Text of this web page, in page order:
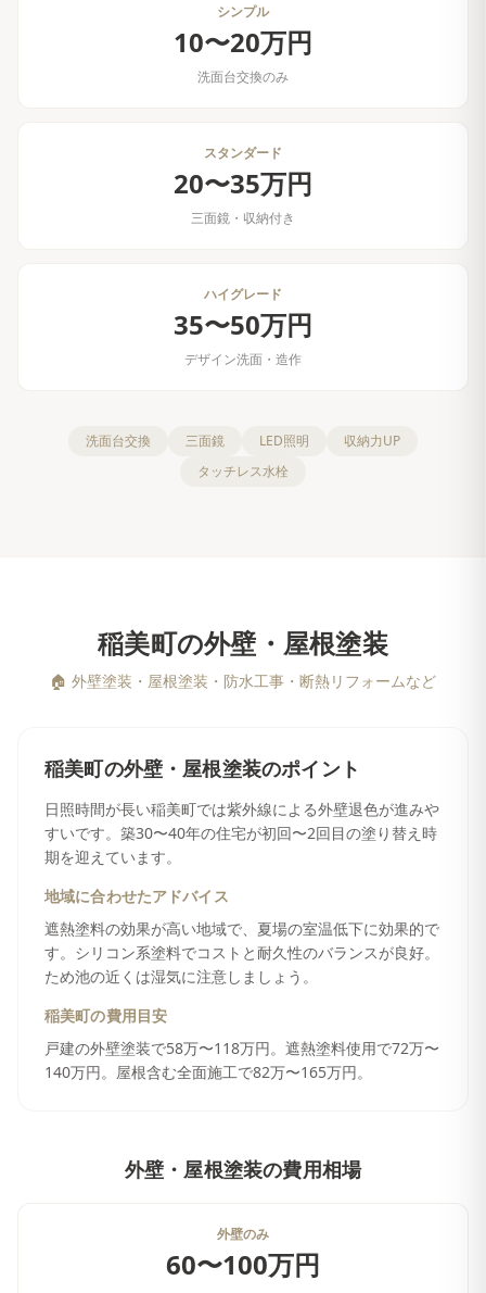
シンプル
10〜20万円
洗面台交換のみ
スタンダード
20〜35万円
三面鏡・収納付き
ハイグレード
35〜50万円
デザイン洗面・造作
洗面台交換 三面鏡 LED照明
収納力UP
タッチレス水栓
稲美町の外壁・屋根塗装
🏠 外壁塗装・屋根塗装・防水工事・断熱リフォームなど
稲美町 の外壁・屋根塗装のポイント
日照時間が長い稲美町では紫外線による外壁退色が進みや
すいです。築30〜40年の住宅が初回〜2回目の塗り替え時
期を迎えています。
地域に合わせたアドバイス
遮熱塗料の効果が高い地域で、夏場の室温低下に効果的で
す。シリコン系塗料でコストと耐久性のバランスが良好。
ため池の近くは湿気に注意しましょう。
稲美町の費用目安
戸建の外壁塗装で58万〜118万円。遮熱塗料使用で72万〜
140万円。屋根含む全面施工で82万〜165万円。
外壁・屋根塗装の費用相場
外壁のみ
60〜100万円